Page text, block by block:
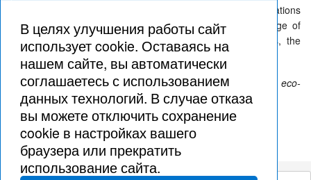
allows us to formulate a number of pragmatic recommendations
for creating an innovative eco-environment for a wide range of
industries. By analogy with natural dynamics of obstetrics, the
approach is called placental
Keywords: Innovation, innovation infrastructure, acceleration, eco-
environment, placenta, development.
В целях улучшения работы сайт
использует cookie. Оставаясь на
нашем сайте, вы автоматически
соглашаетесь с использованием
данных технологий. В случае отказа
вы можете отключить сохранение
cookie в настройках вашего
браузера или прекратить
использование сайта.